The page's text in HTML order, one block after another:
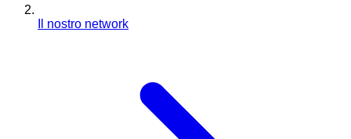
Il nostro network